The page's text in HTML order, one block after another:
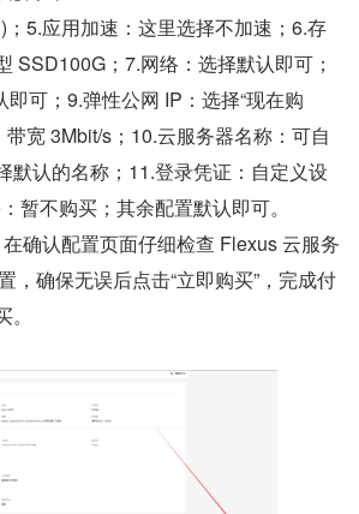
5.应用加速：这里选择不加速；6.存
SSD100G；7.网络：选择默认即可；
可；9.弹性公网 IP：选择“现在购
带宽 3Mbit/s；10.云服务器名称：可自
默认的名称；11.登录凭证：自定义设
暂不购买；其余配置默认即可。
在确认配置页面仔细检查 Flexus 云服务
，确保无误后点击“立即购买”，完成付